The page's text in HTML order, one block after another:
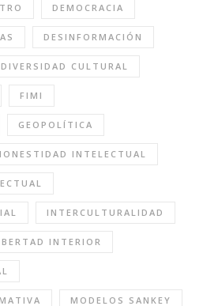
DEMOCRACIA
DESINFORMACIÓN
DIVERSIDAD CULTURAL
FIMI
GEOPOLÍTICA
INTELECTUAL
INTERCULTURALIDAD
INTERIOR
MODELOS SANKEY